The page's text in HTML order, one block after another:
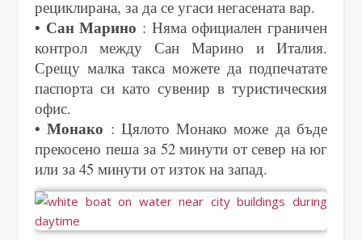
рециклирана, за да се угаси негасената вар.
• Сан Марино : Няма официален граничен
контрол между Сан Марино и Италия.
Срещу малка такса можете да подпечатате
паспорта си като сувенир в туристическия
офис.
• Монако : Цялото Монако може да бъде
прекосено пеша за 52 минути от север на юг
или за 45 минути от изток на запад.